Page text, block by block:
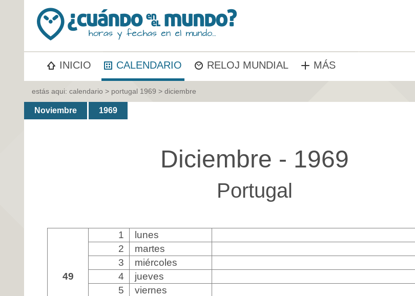
INICIO CALENDARIO RELOJ MUNDIAL MÁS
estás aqui: calendario > portugal 1969 > diciembre
Noviembre 1969
Diciembre - 1969
Portugal
49
1
lunes
2
martes
3
miércoles
4
jueves
5
viernes